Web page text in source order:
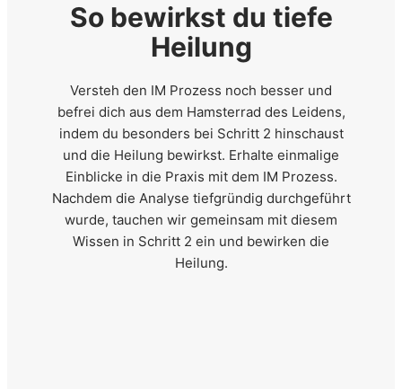
So bewirkst du tiefe
Heilung
Versteh den IM Prozess noch besser und
befrei dich aus dem Hamsterrad des Leidens,
indem du besonders bei Schritt 2 hinschaust
und die Heilung bewirkst. Erhalte einmalige
Einblicke in die Praxis mit dem IM Prozess.
Nachdem die Analyse tiefgründig durchgeführt
wurde, tauchen wir gemeinsam mit diesem
Wissen in Schritt 2 ein und bewirken die
Heilung.